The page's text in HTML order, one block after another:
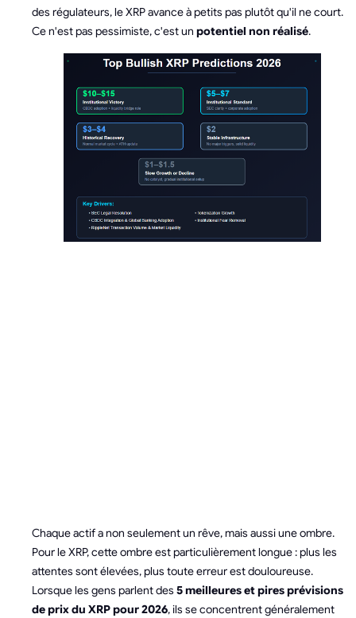
des régulateurs, le XRP avance à petits pas plutôt qu'il ne court.
Ce n'est pas pessimiste, c'est un potentiel non réalisé.
Chaque actif a non seulement un rêve, mais aussi une ombre.
Pour le XRP, cette ombre est particulièrement longue : plus les
attentes sont élevées, plus toute erreur est douloureuse.
Lorsque les gens parlent des 5 meilleures et pires prévisions
de prix du XRP pour 2026, ils se concentrent généralement